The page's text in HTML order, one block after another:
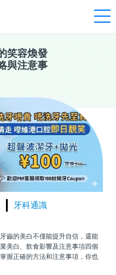
笑容煥發
與注意事
牙科通識
的美白不僅能提升自信，還能
美白、飲食影響及注意事項四個
握正確的方法和注意事項，你也